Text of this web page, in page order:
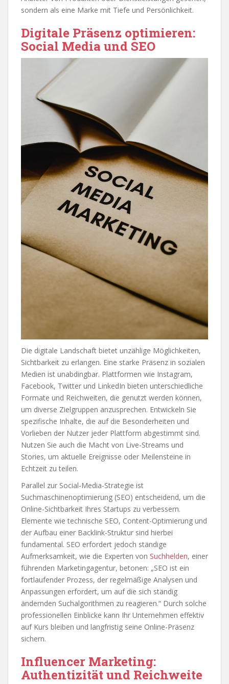
sondern als eine Marke mit Tiefe und Persönlichkeit.
Digitale Präsenz optimieren:
Social Media und SEO
Die digitale Landschaft bietet unzählige Möglichkeiten,
Sichtbarkeit zu erlangen. Eine starke Präsenz in sozialen
Medien ist unabdingbar. Plattformen wie Instagram,
Facebook, Twitter und LinkedIn bieten unterschiedliche
Formate und Reichweiten, die genutzt werden können,
um diverse Zielgruppen anzusprechen. Entwickeln Sie
spezifische Inhalte, die auf die Besonderheiten und
Vorlieben der Nutzer jeder Plattform abgestimmt sind.
Nutzen Sie auch die Macht von Live-Streams und
Stories, um aktuelle Ereignisse oder Meilensteine in
Echtzeit zu teilen.
Parallel zur Social-Media-Strategie ist
Suchmaschinenoptimierung (SEO) entscheidend, um die
Online-Sichtbarkeit Ihres Startups zu verbessern.
Elemente wie technische SEO, Content-Optimierung und
der Aufbau einer Backlink-Struktur sind hierbei
fundamental. SEO erfordert jedoch ständige
Aufmerksamkeit, wie die Experten von Suchhelden, einer
führenden Marketingagentur, betonen: „SEO ist ein
fortlaufender Prozess, der regelmäßige Analysen und
Anpassungen erfordert, um auf die sich ständig
ändernden Suchalgorithmen zu reagieren.“ Durch solche
professionellen Einblicke kann Ihr Unternehmen effektiv
auf Kurs bleiben und langfristig seine Online-Präsenz
sichern.
Influencer Marketing:
Authentizität und Reichweite